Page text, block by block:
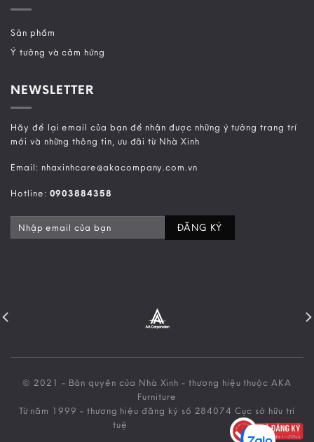
Sản phẩm
Ý tưởng và cảm hứng
NEWSLETTER
Hãy để lại email của bạn để nhận được những ý tưởng trang trí
mới và những thông tin, ưu đãi từ Nhà Xinh
Email: nhaxinhcare@akacompany.com.vn
Hotline: 0903884358
© 2021 - Bản quyền của Nhà Xinh - thương hiệu thuộc AKA
Furniture
Từ năm 1999 - thương hiệu đăng ký số 284074 Cục sở hữu trí
tuệ